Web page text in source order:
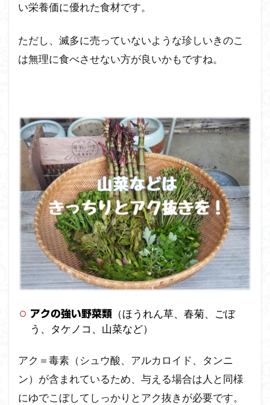
い栄養価に優れた食材です。
ただし、滅多に売っていないような珍しいきのこ
は無理に食べさせない方が良いかもですね。
アクの強い野菜類
（ほうれん草、春菊、ごぼ
う、タケノコ、山菜など）
アク＝毒素（シュウ酸、アルカロイド、タンニ
ン）が含まれているため、与える場合は人と同様
にゆでこぼしてしっかりとアク抜きが必要です。